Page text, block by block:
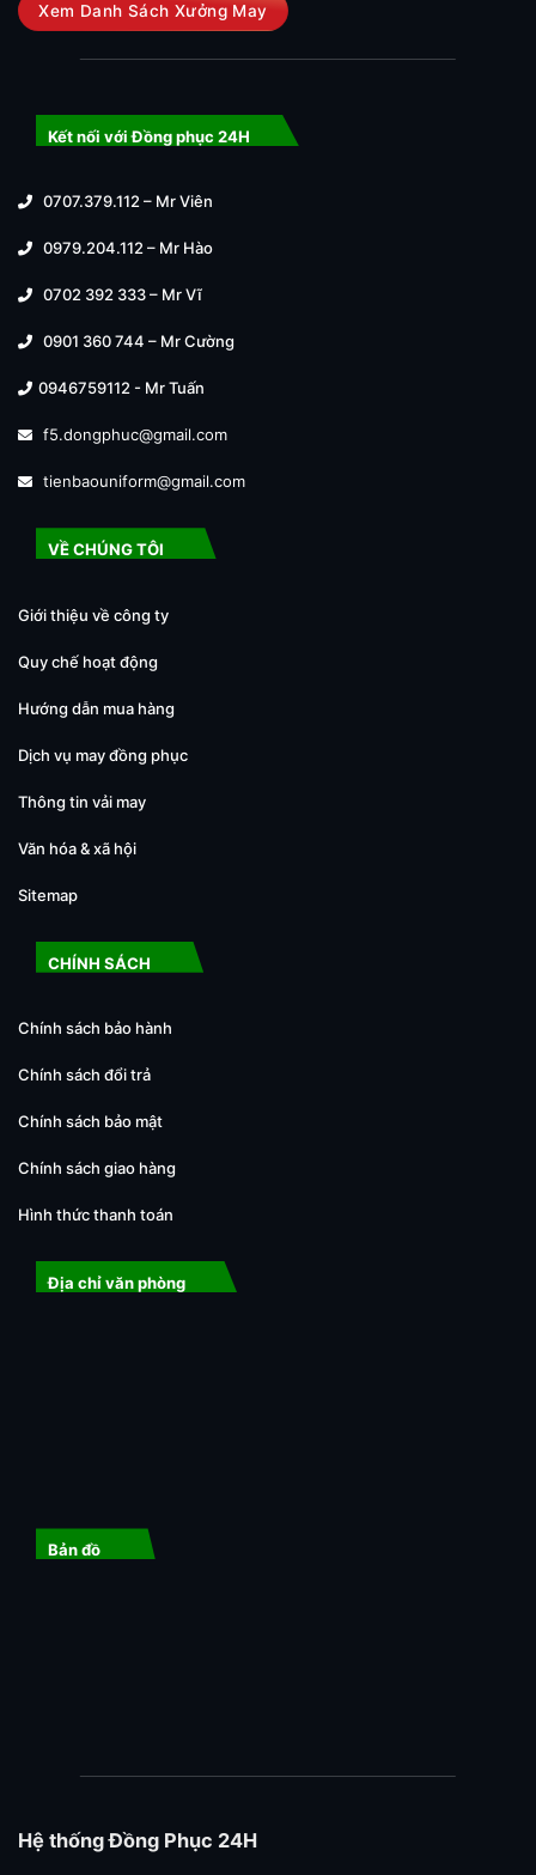
Xem Danh Sách Xưởng May
Kết nối với Đồng phục 24H
0707.379.112 – Mr Viên
0979.204.112 – Mr Hào
0702 392 333 – Mr Vĩ
0901 360 744 – Mr Cường
0946759112 - Mr Tuấn
f5.dongphuc@gmail.com
tienbaouniform@gmail.com
VỀ CHÚNG TÔI
Giới thiệu về công ty
Quy chế hoạt động
Hướng dẫn mua hàng
Dịch vụ may đồng phục
Thông tin vải may
Văn hóa & xã hội
Sitemap
CHÍNH SÁCH
Chính sách bảo hành
Chính sách đổi trả
Chính sách bảo mật
Chính sách giao hàng
Hình thức thanh toán
Địa chỉ văn phòng
Bản đồ
Hệ thống Đồng Phục 24H